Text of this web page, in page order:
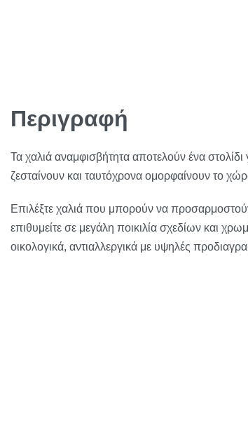
Περιγραφή
Τα χαλιά αναμφισβήτητα αποτελούν ένα στολίδι
ζεσταίνουν και ταυτόχρονα ομορφαίνουν το
Επιλέξτε χαλιά που μπορούν να
επιθυμείτε σε μεγάλη ποικιλία σχεδίων και
οικολογικά, αντιαλλεργικά με υψηλές